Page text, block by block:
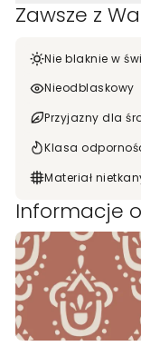
Zawsze z
Nie blaknie w
Nieodblaskowy
Przyjazny dla
Klasa
Materiał
Informacje